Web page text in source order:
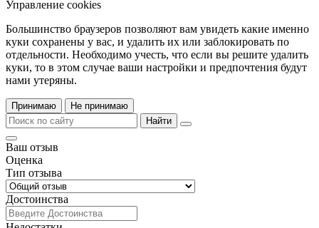
Управление cookies
Большинство браузеров позволяют вам увидеть какие именно
куки сохранены у вас, и удалить их или заблокировать по
отдельности. Необходимо учесть, что если вы решите удалить
куки, то в этом случае ваши настройки и предпочтения будут
нами утеряны.
Принимаю
Не принимаю
Найти
Ваш отзыв
Оценка
Тип отзыва
Достоинства